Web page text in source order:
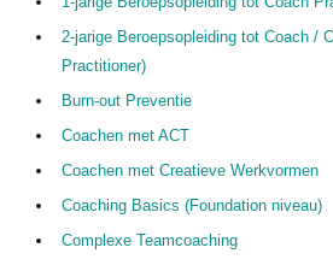
2-jarige Beroepsopleiding tot Coach /
Practitioner)
Burn-out Preventie
Coachen met ACT
Coachen met Creatieve Werkvormen
Coaching Basics (Foundation niveau)
Complexe Teamcoaching